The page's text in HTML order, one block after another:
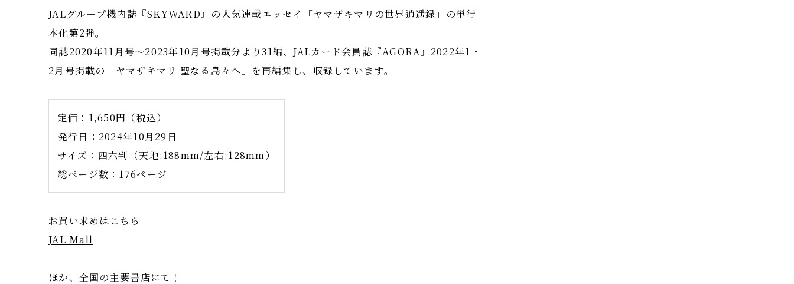
JALグループ機内誌『SKYWARD』の人気連載エッセイ「ヤマザキマリの世界逍遥録」の単行
本化第2弾。
同誌2020年11月号～2023年10月号掲載分より31編、JALカード会員誌『AGORA』2022年1・
2月号掲載の「ヤマザキマリ 聖なる島々へ」を再編集し、収録しています。
定価：1,650円（税込）
発行日：2024年10月29日
サイズ：四六判（天地:188mm/左右:128mm）
総ページ数：176ページ
お買い求めはこちら
JAL Mall
ほか、全国の主要書店にて！